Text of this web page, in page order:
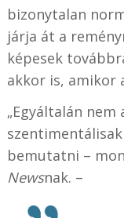
bizonytalan
járja át a
képesek
akkor is, amikor
„Egyáltalán
bemutatni –
Newsnak. –